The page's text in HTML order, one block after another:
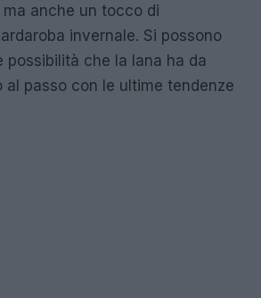
anche un tocco di
invernale. Si possono
possibilità che la lana ha da
al passo con le ultime tendenze